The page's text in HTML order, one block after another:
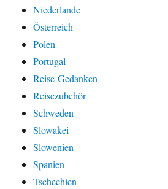
Niederlande
Österreich
Polen
Portugal
Reise-Gedanken
Reisezubehör
Schweden
Slowakei
Slowenien
Spanien
Tschechien